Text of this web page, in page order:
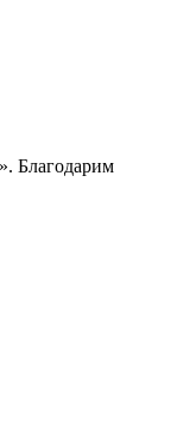
Благодарим